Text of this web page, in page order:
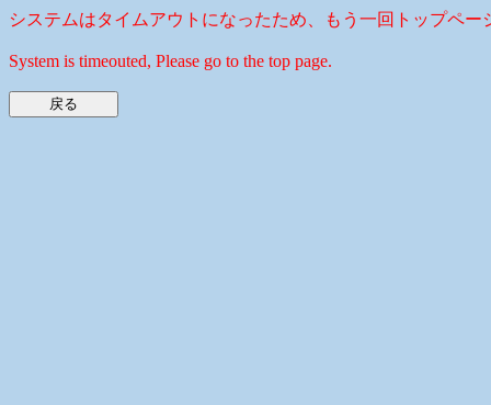
システムはタイムアウトになったため、もう一回トップペー
System is timeouted, Please go to the top page.